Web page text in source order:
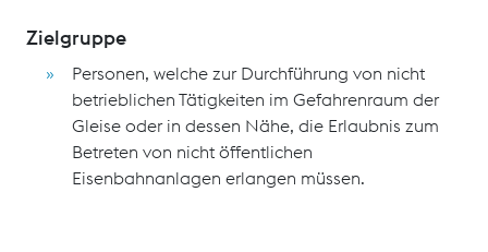
Zielgruppe
Personen, welche zur Durchführung von nicht
betrieblichen Tätigkeiten im Gefahrenraum der
Gleise oder in dessen Nähe, die Erlaubnis zum
Betreten von nicht öffentlichen
Eisenbahnanlagen erlangen müssen.